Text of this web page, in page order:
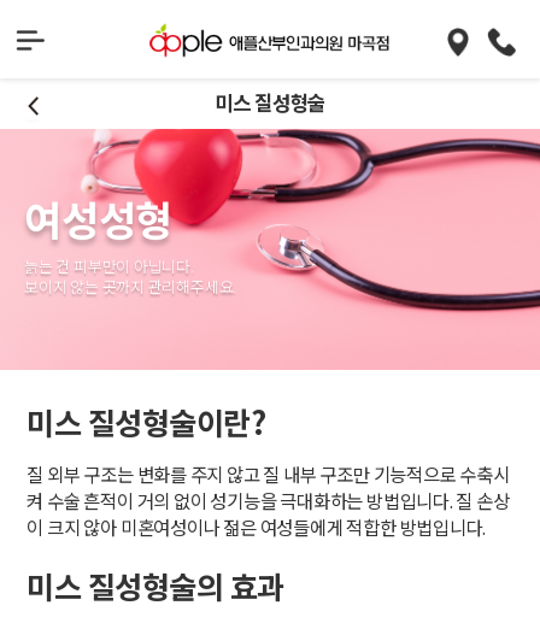
미스 질성형술
여성성형
늙는 건 피부만이 아닙니다.
보이지 않는 곳까지 관리해주세요.
미스 질성형술이란?
질 외부 구조는 변화를 주지 않고 질 내부 구조만 기능적으로 수축시
켜 수술 흔적이 거의 없이 성기능을 극대화하는 방법입니다. 질 손상
이 크지 않아 미혼여성이나 젊은 여성들에게 적합한 방법입니다.
미스 질성형술의 효과